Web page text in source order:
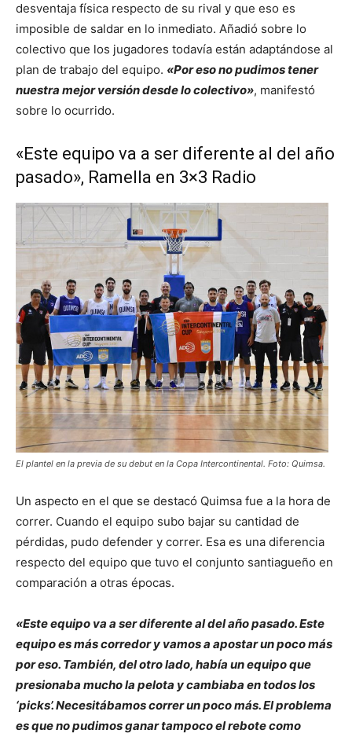
desventaja física respecto de su rival y que eso es
imposible de saldar en lo inmediato. Añadió sobre lo
colectivo que los jugadores todavía están adaptándose al
plan de trabajo del equipo. «Por eso no pudimos tener
nuestra mejor versión desde lo colectivo», manifestó
sobre lo ocurrido.
«Este equipo va a ser diferente al del año
pasado», Ramella en 3×3 Radio
El plantel en la previa de su debut en la Copa Intercontinental. Foto: Quimsa.
Un aspecto en el que se destacó Quimsa fue a la hora de
correr. Cuando el equipo subo bajar su cantidad de
pérdidas, pudo defender y correr. Esa es una diferencia
respecto del equipo que tuvo el conjunto santiagueño en
comparación a otras épocas.
«Este equipo va a ser diferente al del año pasado. Este
equipo es más corredor y vamos a apostar un poco más
por eso. También, del otro lado, había un equipo que
presionaba mucho la pelota y cambiaba en todos los
‘picks’. Necesitábamos correr un poco más. El problema
es que no pudimos ganar tampoco el rebote como